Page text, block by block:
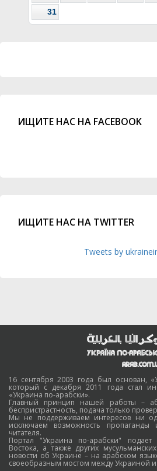
31
ИЩИТЕ НАС НА FACEBOOK
ИЩИТЕ НАС НА TWITTER
Tweets by
16 сентября 2003 года был основан,
который с декабря 2011 года стал
«Украина по-арабски».
Главный принцип нашей работы –
беспристрастность, подача только
Мы не поддерживаем интересов ни
исключаем возможность
читателя.
Портал "Украина по-арабски"
Востока, а также других
новости об Украине – на арабском
своеобразным мостом между Украиной